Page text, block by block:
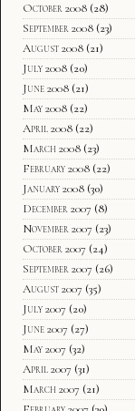
October 2008 (28)
September 2008 (23)
August 2008 (21)
July 2008 (20)
June 2008 (21)
May 2008 (22)
April 2008 (22)
March 2008 (23)
February 2008 (22)
January 2008 (30)
December 2007 (8)
November 2007 (23)
October 2007 (24)
September 2007 (26)
August 2007 (35)
July 2007 (20)
June 2007 (27)
May 2007 (32)
April 2007 (31)
March 2007 (21)